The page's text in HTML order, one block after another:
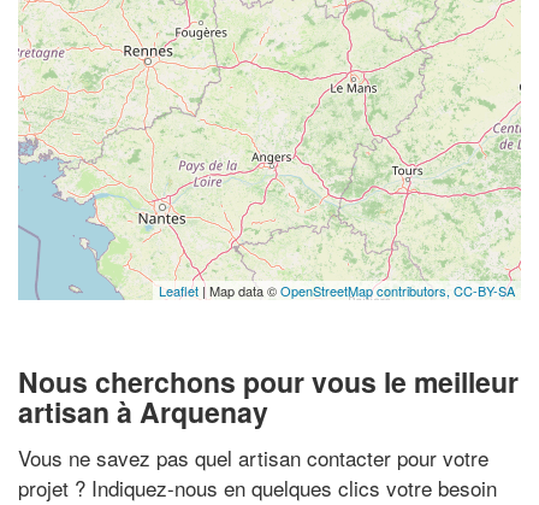
Leaflet | Map data ©OpenStreetMap contributors, CC-BY-SA
Nous cherchons pour vous le meilleur
artisan à Arquenay
Vous ne savez pas quel artisan contacter pour votre
projet ? Indiquez-nous en quelques clics votre besoin